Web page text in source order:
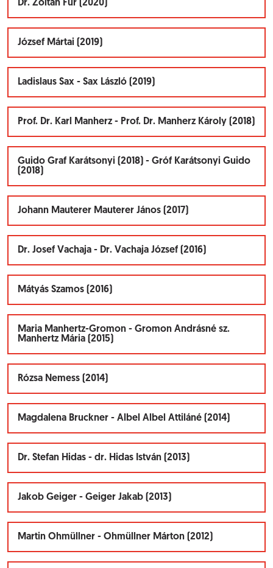
Dr. Zoltán Für (2020)
József Mártai (2019)
Ladislaus Sax - Sax László (2019)
Prof. Dr. Karl Manherz - Prof. Dr. Manherz Károly (2018)
Guido Graf Karátsonyi (2018) - Gróf Karátsonyi Guido
(2018)
Johann Mauterer Mauterer János (2017)
Dr. Josef Vachaja - Dr. Vachaja József (2016)
Mátyás Szamos (2016)
Maria Manhertz-Gromon - Gromon Andrásné sz.
Manhertz Mária (2015)
Rózsa Nemess (2014)
Magdalena Bruckner - Albel Albel Attiláné (2014)
Dr. Stefan Hidas - dr. Hidas István (2013)
Jakob Geiger - Geiger Jakab (2013)
Martin Ohmüllner - Ohmüllner Márton (2012)